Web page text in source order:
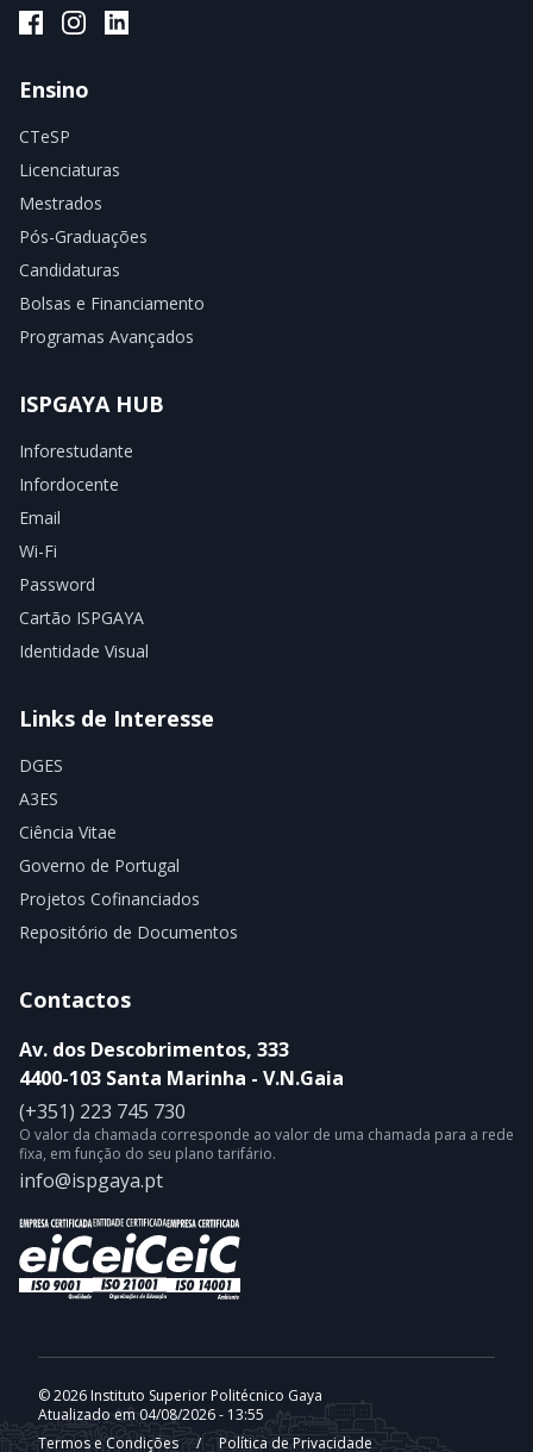
ISPGAYA Facebook
ISPGAYA Instagram
ISPGAYA LinkedIn
Ensino
CTeSP
Licenciaturas
Mestrados
Pós-Graduações
Candidaturas
Bolsas e Financiamento
Programas Avançados
ISPGAYA HUB
Inforestudante
Infordocente
Email
Wi-Fi
Password
Cartão ISPGAYA
Identidade Visual
Links de Interesse
DGES
A3ES
Ciência Vitae
Governo de Portugal
Projetos Cofinanciados
Repositório de Documentos
Contactos
Av. dos Descobrimentos, 333
4400-103 Santa Marinha - V.N.Gaia
(+351) 223 745 730
O valor da chamada corresponde ao valor de uma chamada para a rede
fixa, em função do seu plano tarifário.
info@ispgaya.pt
© 2026 Instituto Superior Politécnico Gaya
Atualizado em 04/08/2026 - 13:55
Termos e Condições
/ Política de Privacidade